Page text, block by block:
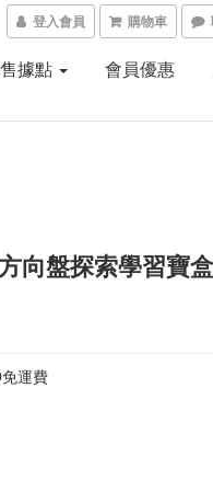
登入會員 購物車
據點 會員優惠
向盤探索學習寶盒
運費